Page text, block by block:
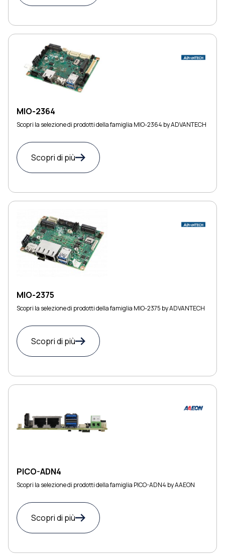
MIO-2364
Scopri la selezione di prodotti della famiglia MIO-2364 by ADVANTECH
Scopri di più
MIO-2375
Scopri la selezione di prodotti della famiglia MIO-2375 by ADVANTECH
Scopri di più
PICO-ADN4
Scopri la selezione di prodotti della famiglia PICO-ADN4 by AAEON
Scopri di più